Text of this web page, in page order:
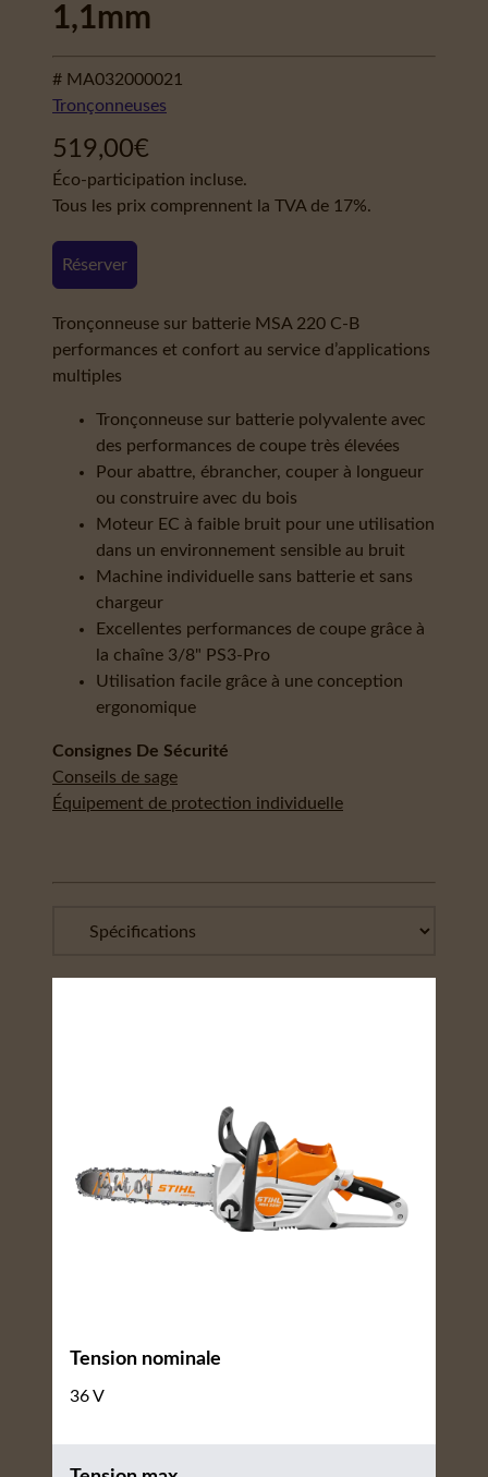
1,1mm
# MA032000021
Tronçonneuses
519,00€
Éco-participation incluse.
Tous les prix comprennent la TVA de 17%.
Réserver
Tronçonneuse sur batterie MSA 220 C-B
performances et confort au service d’applications
multiples
Tronçonneuse sur batterie polyvalente avec
des performances de coupe très élevées
Pour abattre, ébrancher, couper à longueur
ou construire avec du bois
Moteur EC à faible bruit pour une utilisation
dans un environnement sensible au bruit
Machine individuelle sans batterie et sans
chargeur
Excellentes performances de coupe grâce à
la chaîne 3/8" PS3-Pro
Utilisation facile grâce à une conception
ergonomique
Consignes De Sécurité
Conseils de sage
Équipement de protection individuelle
Tension nominale
36 V